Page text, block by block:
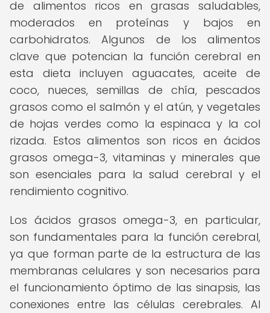
de alimentos ricos en grasas saludables,
moderados en proteínas y bajos en
carbohidratos. Algunos de los alimentos
clave que potencian la función cerebral en
esta dieta incluyen aguacates, aceite de
coco, nueces, semillas de chía, pescados
grasos como el salmón y el atún, y vegetales
de hojas verdes como la espinaca y la col
rizada. Estos alimentos son ricos en ácidos
grasos omega-3, vitaminas y minerales que
son esenciales para la salud cerebral y el
rendimiento cognitivo.
Los ácidos grasos omega-3, en particular,
son fundamentales para la función cerebral,
ya que forman parte de la estructura de las
membranas celulares y son necesarios para
el funcionamiento óptimo de las sinapsis, las
conexiones entre las células cerebrales. Al